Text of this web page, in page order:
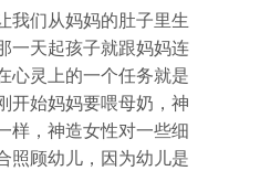
我们从妈妈的肚子里生
一天起孩子就跟妈妈连
心灵上的一个任务就是
开始妈妈要喂母奶，神
样，神造女性对一些细
照顾幼儿，因为幼儿是